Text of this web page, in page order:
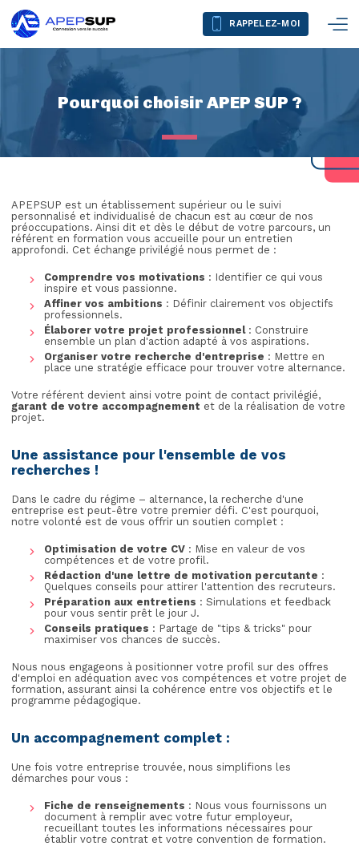
RAPPELEZ-MOI
Pourquoi choisir APEP SUP ?
APEPSUP est un établissement supérieur ou le suivi
personnalisé et individualisé de chacun est au cœur de nos
préoccupations. Ainsi dit et dès le début de votre parcours, un
référent en formation vous accueille pour un entretien
approfondi. Cet échange privilégié nous permet de :
Comprendre vos motivations : Identifier ce qui vous
inspire et vous passionne.
Affiner vos ambitions : Définir clairement vos objectifs
professionnels.
Élaborer votre projet professionnel: Construire
ensemble un plan d'action adapté à vos aspirations.
Organiser votre recherche d'entreprise : Mettre en
place une stratégie efficace pour trouver votre alternance.
Votre référent devient ainsi votre point de contact privilégié,
garant de votre accompagnement et de la réalisation de votre
projet.
Une assistance pour l'ensemble de vos
recherches !
Dans le cadre du régime – alternance, la recherche d'une
entreprise est peut-être votre premier défi. C'est pourquoi,
notre volonté est de vous offrir un soutien complet :
Optimisation de votre CV : Mise en valeur de vos
compétences et de votre profil.
Rédaction d'une lettre de motivation percutante :
Quelques conseils pour attirer l'attention des recruteurs.
Préparation aux entretiens : Simulations et feedback
pour vous sentir prêt le jour J.
Conseils pratiques : Partage de "tips & tricks" pour
maximiser vos chances de succès.
Nous nous engageons à positionner votre profil sur des offres
d'emploi en adéquation avec vos compétences et votre projet de
formation, assurant ainsi la cohérence entre vos objectifs et le
programme pédagogique.
Un accompagnement complet :
Une fois votre entreprise trouvée, nous simplifions les
démarches pour vous :
Fiche de renseignements : Nous vous fournissons un
document à remplir avec votre futur employeur,
recueillant toutes les informations nécessaires pour
établir votre contrat et votre convention de formation.